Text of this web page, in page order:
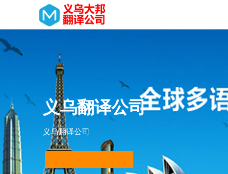
义乌翻译公司
义乌翻译公司